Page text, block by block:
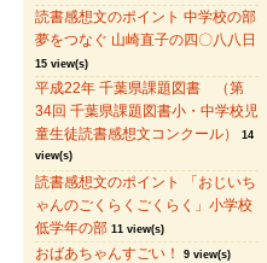
読書感想文のポイント 中学校の部
夢をつなぐ 山崎直子の四〇八八日
15 view(s)
平成22年 千葉県課題図書 （第
34回 千葉県課題図書小・中学校児
童生徒読書感想文コンクール）
14
view(s)
読書感想文のポイント 「おじいち
ゃんのごくらくごくらく」小学校
低学年の部 11 view(s)
おばあちゃんすごい！ 9 view(s)